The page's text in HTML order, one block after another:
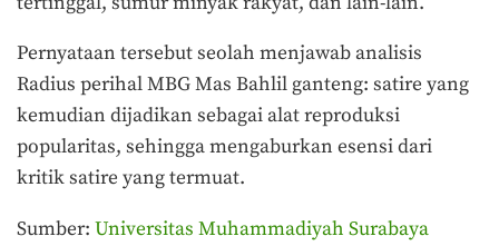
Pernyataan tersebut seolah menjawab analisis
Radius perihal MBG Mas Bahlil ganteng: satire yang
kemudian dijadikan sebagai alat reproduksi
popularitas, sehingga mengaburkan esensi dari
kritik satire yang termuat.
Sumber: Universitas Muhammadiyah Surabaya